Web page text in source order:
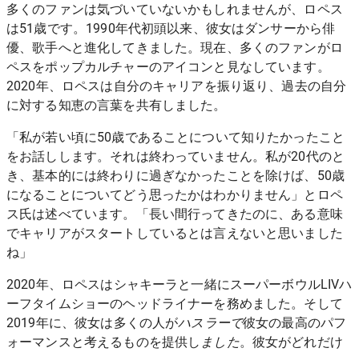
多くのファンは気づいていないかもしれませんが、ロペス
は51歳です。1990年代初頭以来、彼女はダンサーから俳
優、歌手へと進化してきました。現在、多くのファンがロ
ペスをポップカルチャーのアイコンと見なしています。
2020年、ロペスは自分のキャリアを振り返り、過去の自分
に対する知恵の言葉を共有しました。
「私が若い頃に50歳であることについて知りたかったこと
をお話しします。それは終わっていません。私が20代のと
き、基本的には終わりに過ぎなかったことを除けば、50歳
になることについてどう思ったかはわかりません」と ロペ
ス氏は述べてい ます。「長い間行ってきたのに、ある意味
でキャリアがスタートしているとは言えないと思いました
ね」
2020年、ロペスはシャキーラと一緒にスーパーボウルLIVハ
ーフタイムショーのヘッドライナーを務めました。そして
2019年に、彼女は多くの人がハスラーで彼女の最高のパフ
ォーマンスと考えるものを提供し ました。彼女がどれだけ